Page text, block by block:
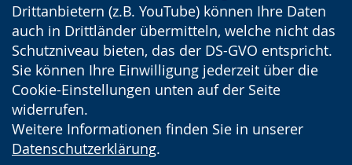
Drittanbietern (z.B. YouTube) können Ihre Daten
auch in Drittländer übermitteln, welche nicht das
Schutzniveau bieten, das der DS-GVO entspricht.
Sie können Ihre Einwilligung jederzeit über die
Cookie-Einstellungen unten auf der Seite
widerrufen.
Weitere Informationen finden Sie in unserer
Datenschutzerklärung.